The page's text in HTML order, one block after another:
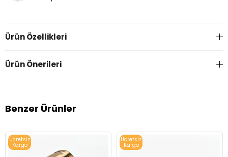
Ürün Özellikleri
Ürün Önerileri
Benzer Ürünler
Ücretsiz
Kargo
Ücretsiz
Kargo